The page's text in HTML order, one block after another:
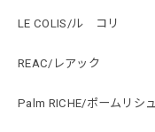
LE COLIS/ル コリ
REAC/レアック
Palm RICHE/ポームリシュ